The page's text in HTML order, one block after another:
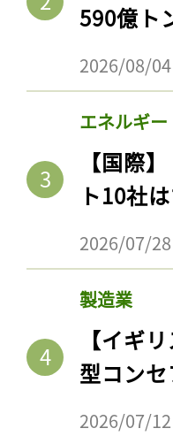
590億ト
2026/08/04
エネルギ
【国際
ト10社
2026/07/28
製造業
【イギ
型コン
2026/07/12